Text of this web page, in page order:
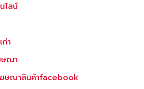
ไลน์
า
ษณา
ฆษณาสินค้าfacebook